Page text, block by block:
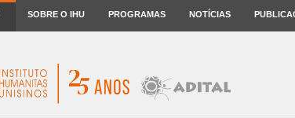
SOBRE O IHU PROGRAMAS NOTÍCIAS